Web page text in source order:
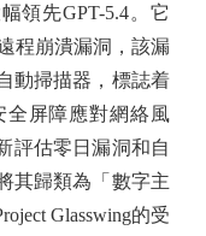
領先GPT-5.4。它
程崩潰漏洞，該漏
動掃描器，標誌着
全屏障應對網絡風
評估零日漏洞和自
其歸類為「數字主
Glasswing的受